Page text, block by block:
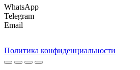
WhatsApp
Telegram
Email
Политика конфиденциальности